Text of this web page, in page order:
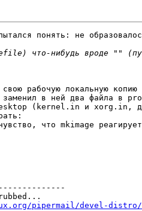
понять: не
рабочую локальную копию
заменил в ней два файла в
(kernel.in и xorg.in,
что mkimage
pipermail/devel-distro/